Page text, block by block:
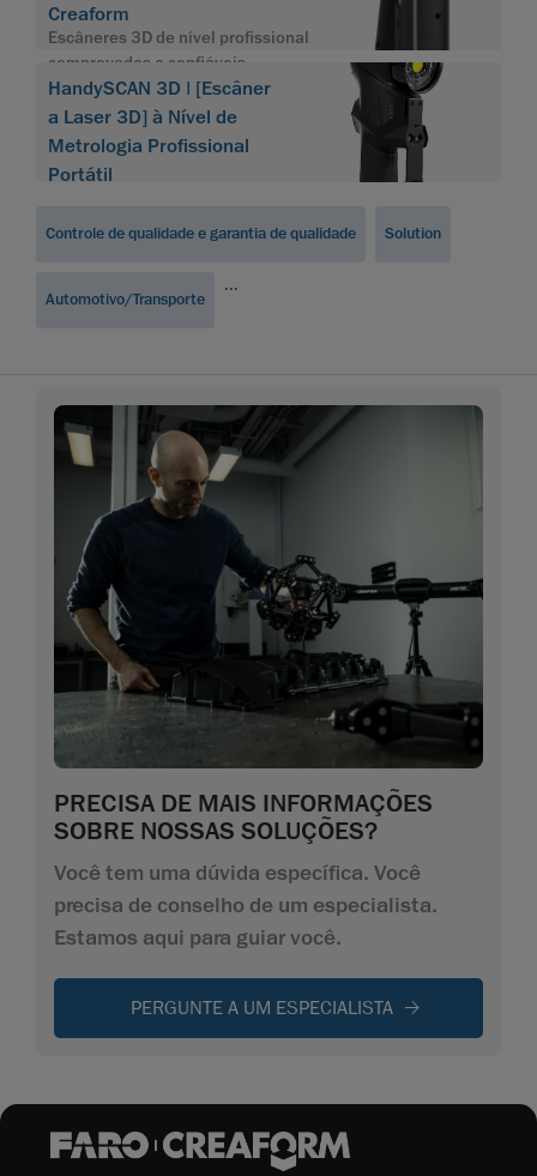
Creaform
Escâneres 3D de nível profissional
comprovados e confiáveis
HandySCAN 3D | [Escâner
a Laser 3D] à Nível de
Metrologia Profissional
Portátil
Controle de qualidade e garantia de qualidade Solution
Automotivo/Transporte
...
PRECISA DE MAIS INFORMAÇÕES
SOBRE NOSSAS SOLUÇÕES?
Você tem uma dúvida específica. Você
precisa de conselho de um especialista.
Estamos aqui para guiar você.
PERGUNTE A UM ESPECIALISTA